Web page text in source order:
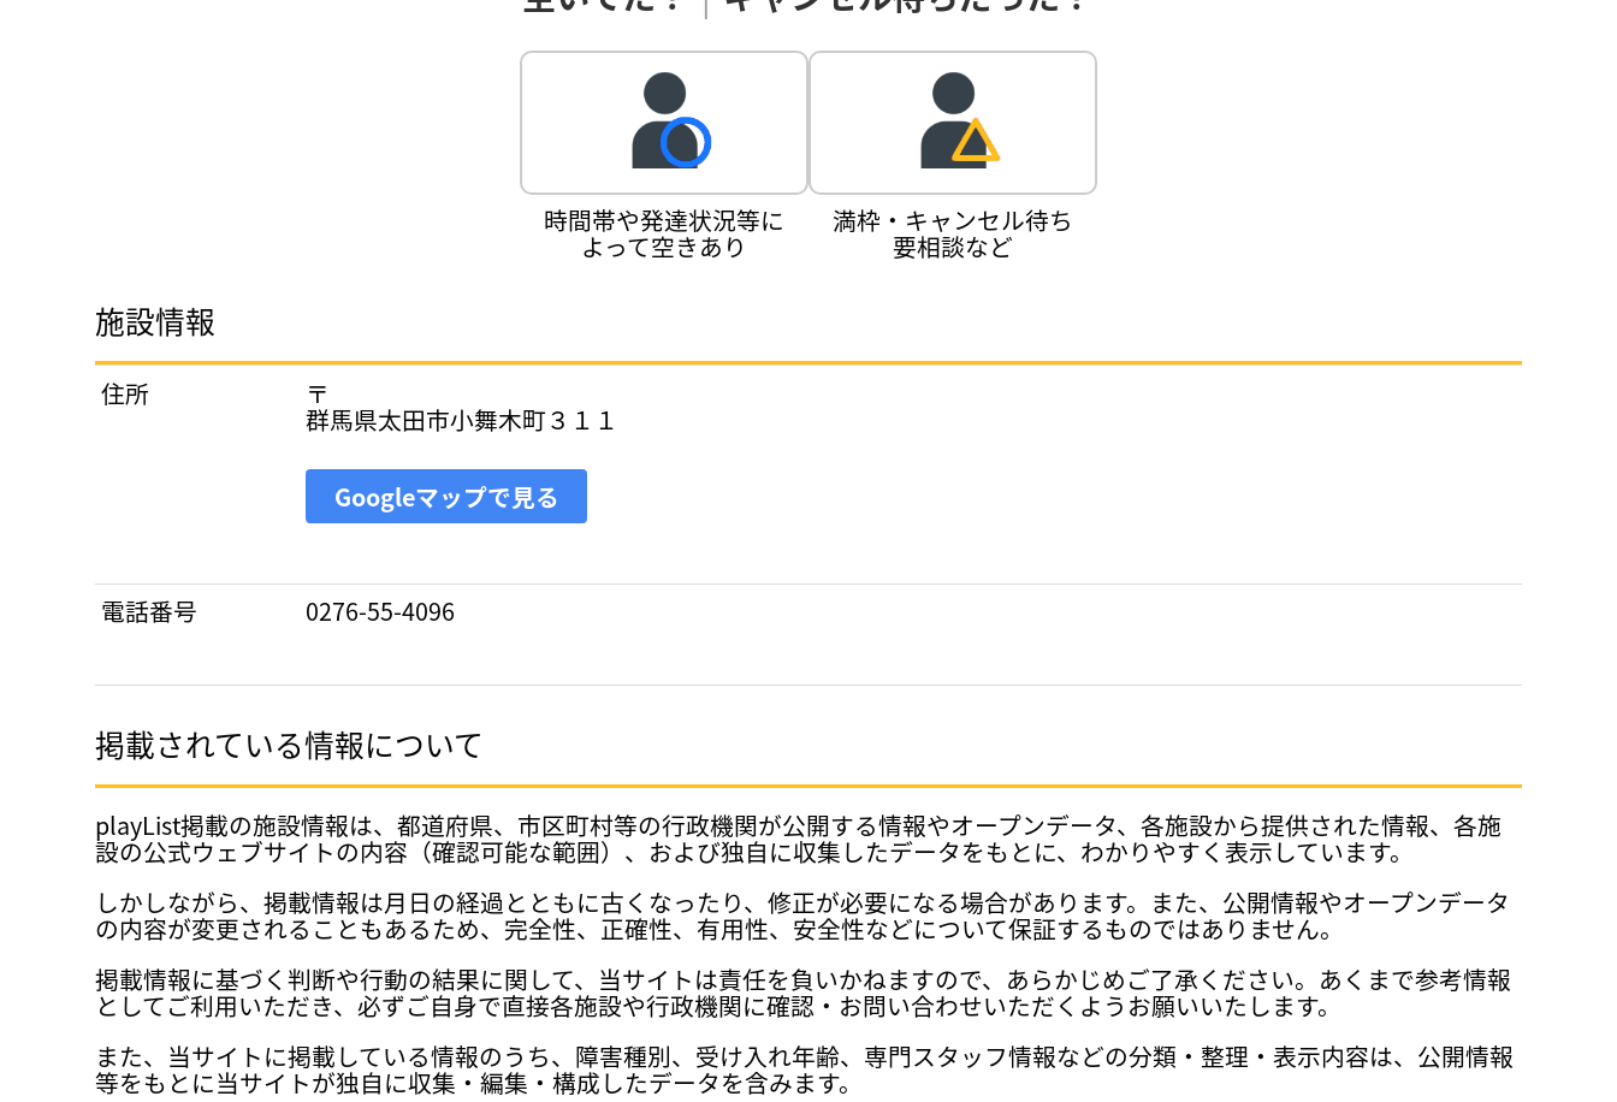
時間帯や発達状況等に
よって空きあり
満枠・キャンセル待ち
要相談など
施設情報
住所 〒
群馬県太田市小舞木町３１１
Googleマップで見る
電話番号 0276-55-4096
掲載されている情報について
playList掲載の施設情報は、都道府県、市区町村等の行政機関が公開する情報やオープンデータ、各施設から提供された情報、各施
設の公式ウェブサイトの内容（確認可能な範囲）、および独自に収集したデータをもとに、わかりやすく表示しています。
しかしながら、掲載情報は月日の経過とともに古くなったり、修正が必要になる場合があります。また、公開情報やオープンデータ
の内容が変更されることもあるため、完全性、正確性、有用性、安全性などについて保証するものではありません。
掲載情報に基づく判断や行動の結果に関して、当サイトは責任を負いかねますので、あらかじめご了承ください。あくまで参考情報
としてご利用いただき、必ずご自身で直接各施設や行政機関に確認・お問い合わせいただくようお願いいたします。
また、当サイトに掲載している情報のうち、障害種別、受け入れ年齢、専門スタッフ情報などの分類・整理・表示内容は、公開情報
等をもとに当サイトが独自に収集・編集・構成したデータを含みます。